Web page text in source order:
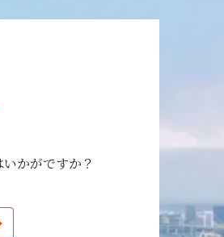
かがですか？